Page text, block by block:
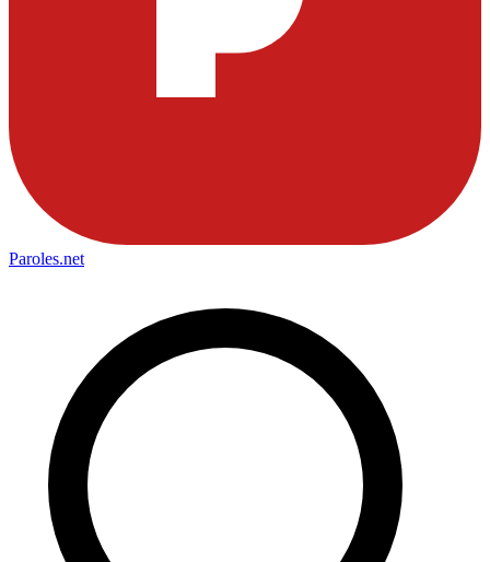
Paroles.net